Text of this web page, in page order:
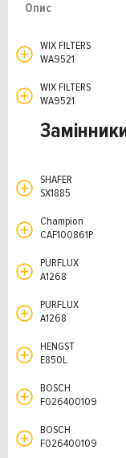
Опис
WIX FILTERS
WA9521
WIX FILTERS
WA9521
SHAFER
SX1885
Champion
CAF100861P
PURFLUX
A1268
PURFLUX
A1268
HENGST
E850L
BOSCH
F026400109
BOSCH
F026400109